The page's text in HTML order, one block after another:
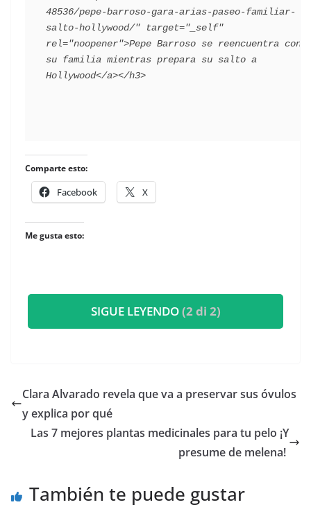
48536/pepe-barroso-gara-arias-paseo-familiar-
salto-hollywood/" target="_self"
rel="noopener">Pepe Barroso se reencuentra con
su familia mientras prepara su salto a
Comparte esto:
Facebook X
Me gusta esto:
SIGUE LEYENDO(2 di 2)
​Clara Alvarado revela que va a preservar sus óvulos
y explica por qué
​Las 7 mejores plantas medicinales para tu pelo ¡Y
presume de melena!
También te puede gustar